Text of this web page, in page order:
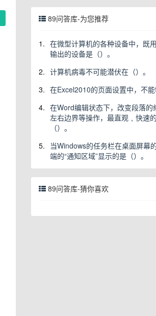
89问答库-为您推荐
1. 在微型计算机的各种设备中，既
输出的设备是（）。
2. 计算机病毒不可能潜伏在（）。
3. 在Excel2010的页面设置中，不能
4. 在Word编辑状态下，改变段落的
左右边界等操作，最直观﹑快速
（）。
5.
当Windows的任务栏在桌面屏幕
端的“通知区域”显示的是（）。
89问答库-猜你喜欢